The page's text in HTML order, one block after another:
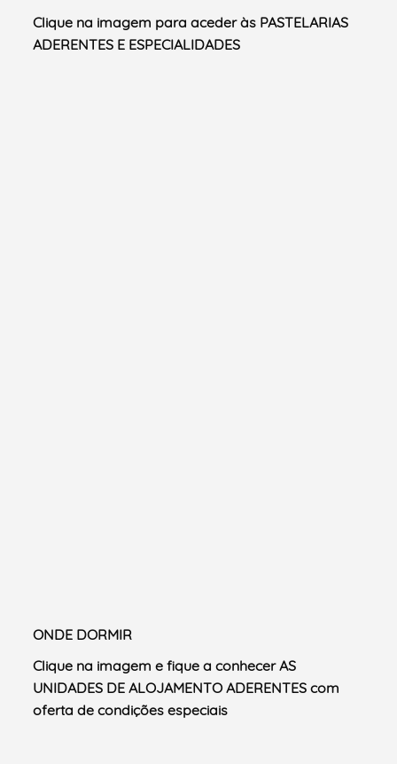
Clique na imagem para aceder às PASTELARIAS
ADERENTES E ESPECIALIDADES
ONDE DORMIR
Clique na imagem e fique a conhecer AS
UNIDADES DE ALOJAMENTO ADERENTES com
oferta de condições especiais